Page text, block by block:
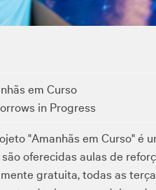
em Curso
in Progress
"Amanhãs em Curso" é
oferecidas aulas de
gratuita, todas as